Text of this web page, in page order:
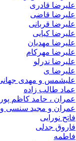
و مهدی جهانی
زاده
کاظم پور ، نیما
مجید سنسی و حامد